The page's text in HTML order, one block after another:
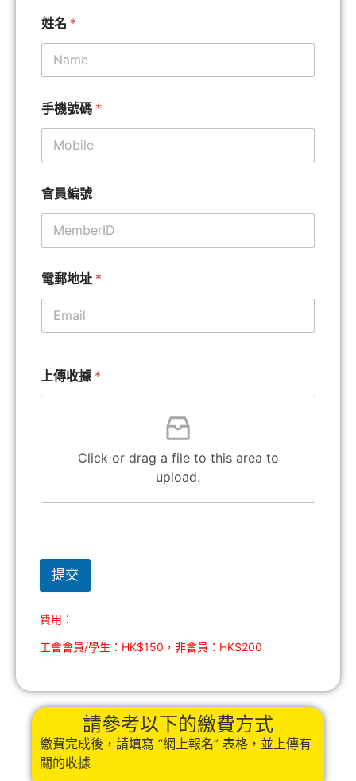
姓名 *
手機號碼 *
會員編號
電郵地址 *
上傳收據 *
Click or drag a file to this area to
upload.
提交
費用：
工會會員/學生：HK$150，非會員：HK$200
請參考以下的繳費方式
繳費完成後，請填寫 “網上報名” 表格，並上傳有
關的收據